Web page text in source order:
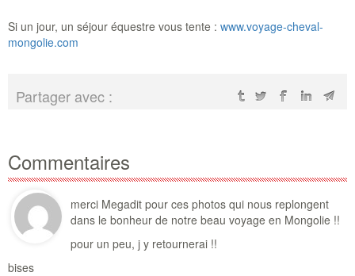
Si un jour, un séjour équestre vous tente : www.voyage-cheval-
mongolie.com
Partager avec :
Commentaires
merci Megadit pour ces photos qui nous replongent
dans le bonheur de notre beau voyage en Mongolie !!
pour un peu, j y retournerai !!
bises